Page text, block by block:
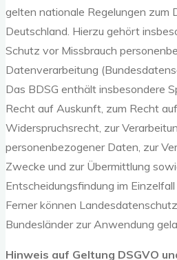
gelten nationale Regelungen zum
Deutschland. Hierzu gehört
Schutz vor Missbrauch
Datenverarbeitung
Das BDSG enthält insbesondere
Recht auf Auskunft, zum Recht
Widerspruchsrecht, zur
personenbezogener Daten, zur
Zwecke und zur Übermittlung
Entscheidungsfindung im
Ferner können
Bundesländer zur Anwendung
Hinweis auf Geltung DSGVO